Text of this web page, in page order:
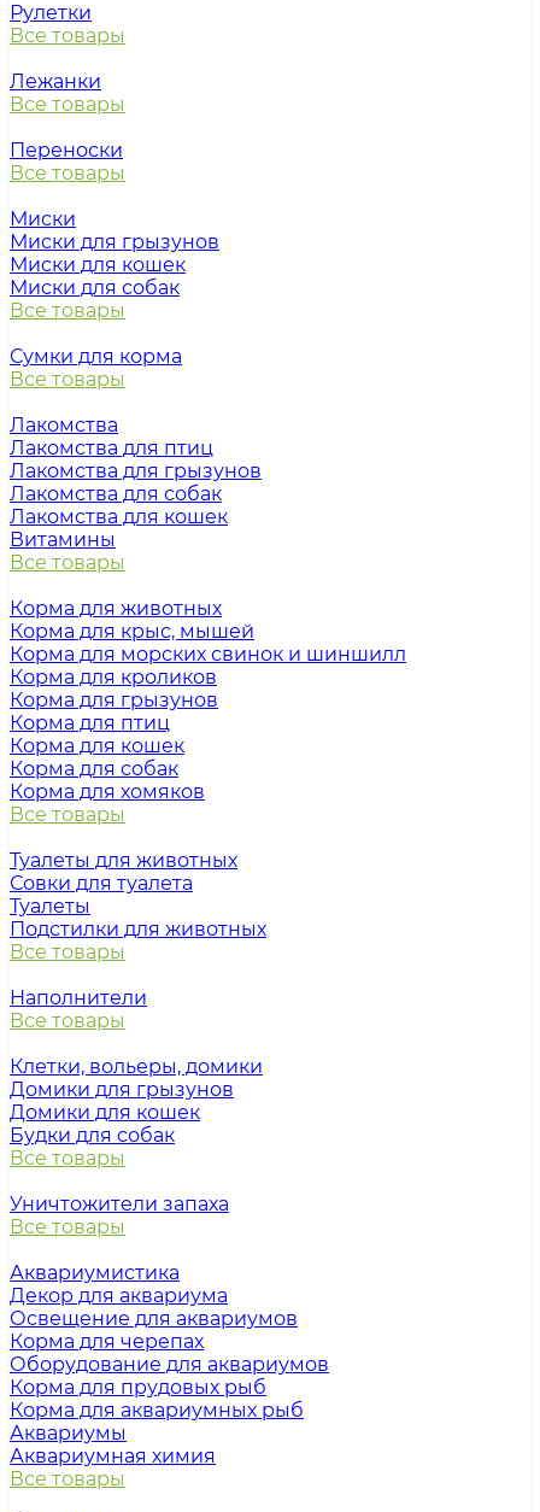
Рулетки
Все товары
Лежанки
Все товары
Переноски
Все товары
Миски
Миски для грызунов
Миски для кошек
Миски для собак
Все товары
Сумки для корма
Все товары
Лакомства
Лакомства для птиц
Лакомства для грызунов
Лакомства для собак
Лакомства для кошек
Витамины
Все товары
Корма для животных
Корма для крыс, мышей
Корма для морских свинок и шиншилл
Корма для кроликов
Корма для грызунов
Корма для птиц
Корма для кошек
Корма для собак
Корма для хомяков
Все товары
Туалеты для животных
Совки для туалета
Туалеты
Подстилки для животных
Все товары
Наполнители
Все товары
Клетки, вольеры, домики
Домики для грызунов
Домики для кошек
Будки для собак
Все товары
Уничтожители запаха
Все товары
Аквариумистика
Декор для аквариума
Освещение для аквариумов
Корма для черепах
Оборудование для аквариумов
Корма для прудовых рыб
Корма для аквариумных рыб
Аквариумы
Аквариумная химия
Все товары